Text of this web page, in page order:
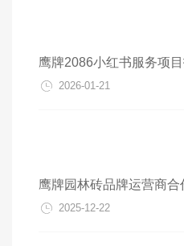
鹰牌2086小红书服务项
2026-01-21
鹰牌园林砖品牌运营商
2025-12-22